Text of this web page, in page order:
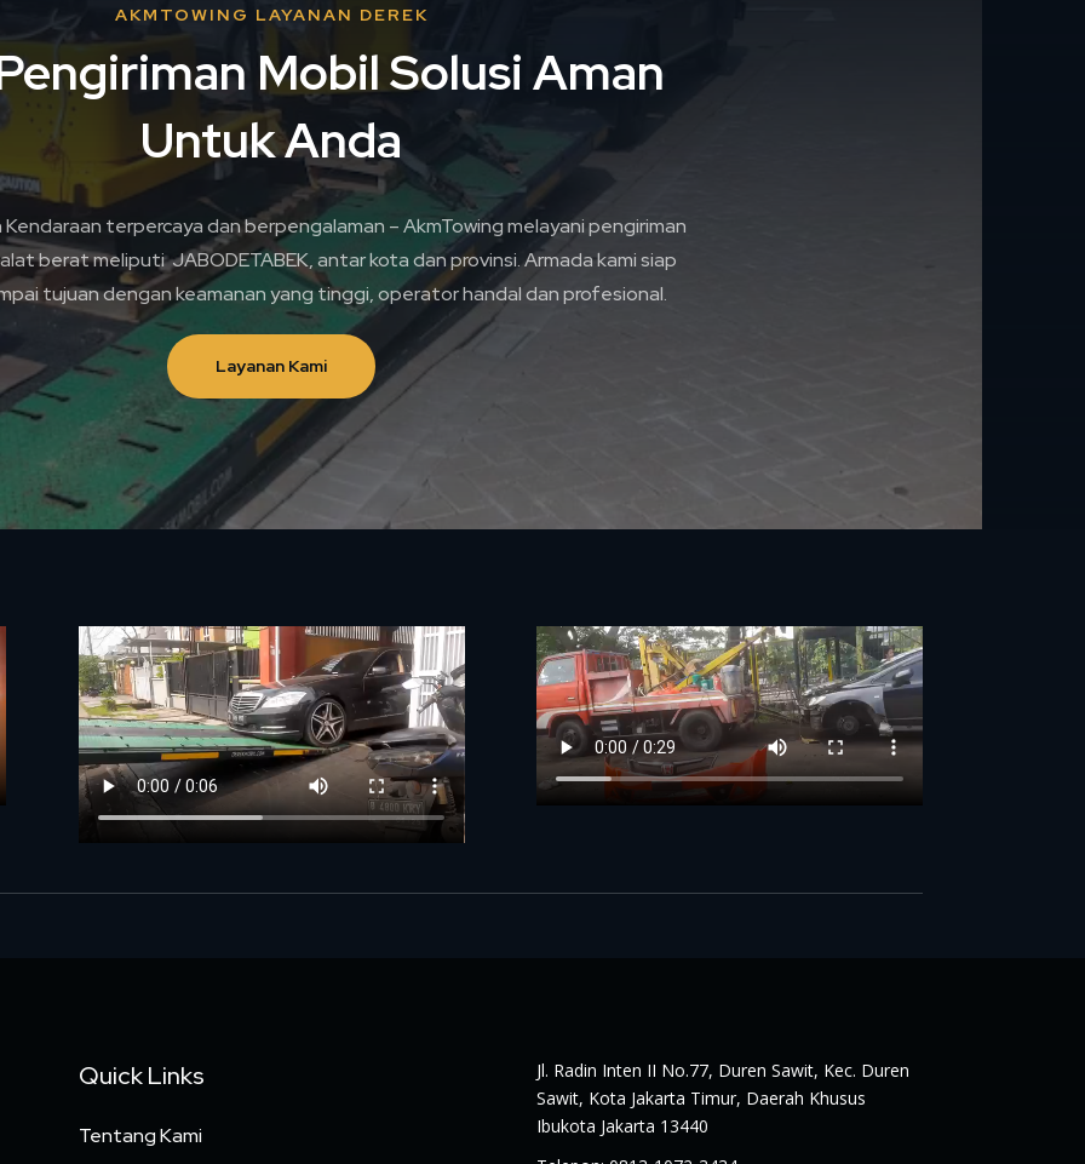
AKMTOWING LAYANAN DEREK
Mobil Solusi Aman
Untuk Anda
terpercaya dan berpengalaman – AkmTowing melayani pengiriman
berat meliputi JABODETABEK, antar kota dan provinsi. Armada kami siap
tujuan dengan keamanan yang tinggi, operator handal dan profesional.
Layanan Kami
Quick Links
Tentang Kami
Jl. Radin Inten II No.77, Duren Sawit, Kec. Duren
Sawit, Kota Jakarta Timur, Daerah Khusus
Ibukota Jakarta 13440